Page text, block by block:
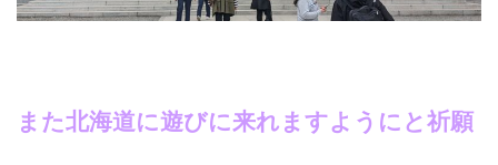
また北海道に遊びに来れますようにと祈願